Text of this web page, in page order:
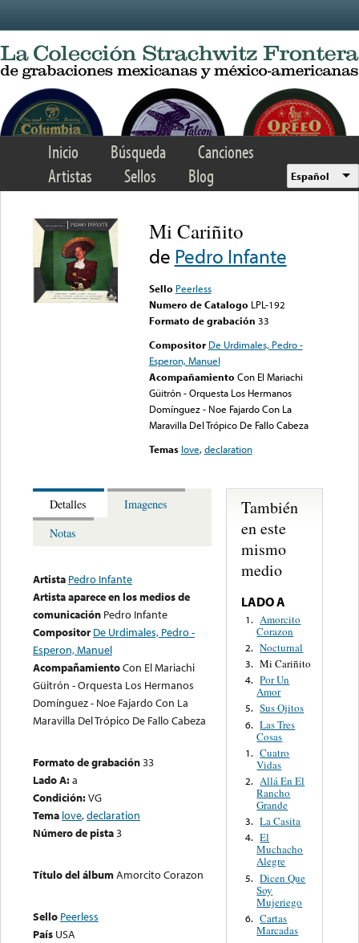
Inicio Búsqueda
Canciones
Artistas
Sellos Blog Español
Mi Cariñito
de Pedro Infante
Sello Peerless
Numero de Catalogo LPL-192
Formato de grabación 33
Compositor De Urdimales, Pedro -
Esperon, Manuel
Acompañamiento Con El Mariachi
Güitrón - Orquesta Los Hermanos
Domínguez - Noe Fajardo Con La
Maravilla Del Trópico De Fallo Cabeza
Temas love,declaration
Detalles
Imagenes
Notas
Artista Pedro Infante
Artista aparece en los medios de
comunicación Pedro Infante
Compositor De Urdimales, Pedro -
Esperon, Manuel
AcompañamientoCon El Mariachi
Güitrón - Orquesta Los Hermanos
Domínguez - Noe Fajardo Con La
Maravilla Del Trópico De Fallo Cabeza
Formato de grabación33
Lado A:a
Condición:VG
Tema love,declaration
Número de pista3
Título del álbumAmorcito Corazon
Sello Peerless
País USA
También
en este
mismo
medio
LADO A
1. Amorcito
Corazon
2. Nocturnal
3. Mi Cariñito
4. Por Un
Amor
5. Sus Ojitos
6. Las Tres
Cosas
1. Cuatro
Vidas
2. Allá En El
Rancho
Grande
3. La Casita
4. El
Muchacho
Alegre
5. Dicen Que
Soy
Mujeriego
6. Cartas
Marcadas